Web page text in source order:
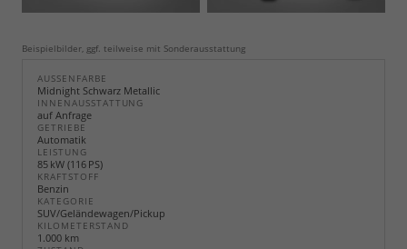
Beispielbilder, ggf. teilweise mit Sonderausstattung
AUSSENFARBE
Midnight Schwarz Metallic
INNENAUSSTATTUNG
auf Anfrage
GETRIEBE
Automatik
LEISTUNG
85 kW (116 PS)
KRAFTSTOFF
Benzin
KATEGORIE
SUV/Geländewagen/Pickup
KILOMETERSTAND
1.000 km